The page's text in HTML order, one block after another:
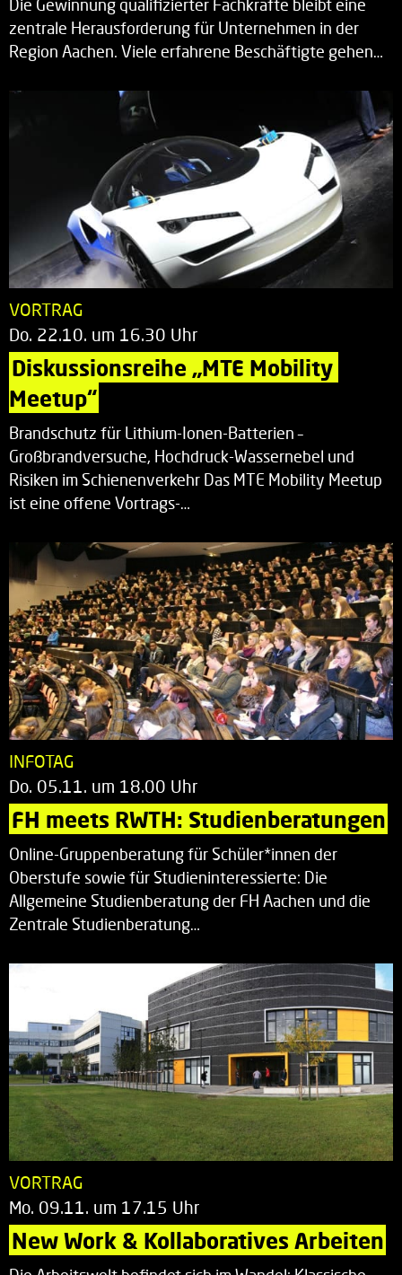
Die Gewinnung qualifizierter Fachkräfte bleibt eine
zentrale Herausforderung für Unternehmen in der
Region Aachen. Viele erfahrene Beschäftigte gehen…
VORTRAG
Do. 22.10. um 16.30 Uhr
Diskussionsreihe „MTE Mobility
Meetup“
Brandschutz für Lithium-Ionen-Batterien –
Großbrandversuche, Hochdruck-Wassernebel und
Risiken im Schienenverkehr Das MTE Mobility Meetup
ist eine offene Vortrags-…
INFOTAG
Do. 05.11. um 18.00 Uhr
FH meets RWTH: Studienberatungen
Online-Gruppenberatung für Schüler*innen der
Oberstufe sowie für Studieninteressierte: Die
Allgemeine Studienberatung der FH Aachen und die
Zentrale Studienberatung…
VORTRAG
Mo. 09.11. um 17.15 Uhr
New Work & Kollaboratives Arbeiten